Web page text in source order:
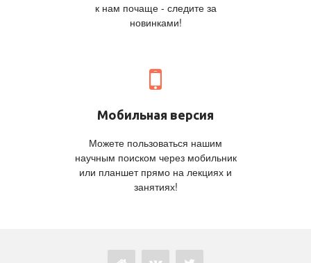
к нам почаще - следите за
новинками!
Мобильная версия
Можете пользоваться нашим
научным поиском через мобильник
или планшет прямо на лекциях и
занятиях!